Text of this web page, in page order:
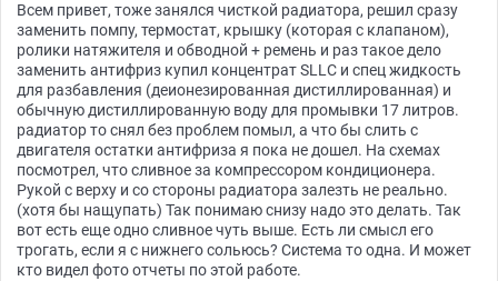
Всем привет, тоже занялся чисткой радиатора, решил сразу
заменить помпу, термостат, крышку (которая с клапаном),
ролики натяжителя и обводной + ремень и раз такое дело
заменить антифриз купил концентрат SLLC и спец жидкость
для разбавления (деионезированная дистиллированная) и
обычную дистиллированную воду для промывки 17 литров.
радиатор то снял без проблем помыл, а что бы слить с
двигателя остатки антифриза я пока не дошел. На схемах
посмотрел, что сливное за компрессором кондиционера.
Рукой с верху и со стороны радиатора залезть не реально.
(хотя бы нащупать) Так понимаю снизу надо это делать. Так
вот есть еще одно сливное чуть выше. Есть ли смысл его
трогать, если я с нижнего сольюсь? Система то одна. И может
кто видел фото отчеты по этой работе.